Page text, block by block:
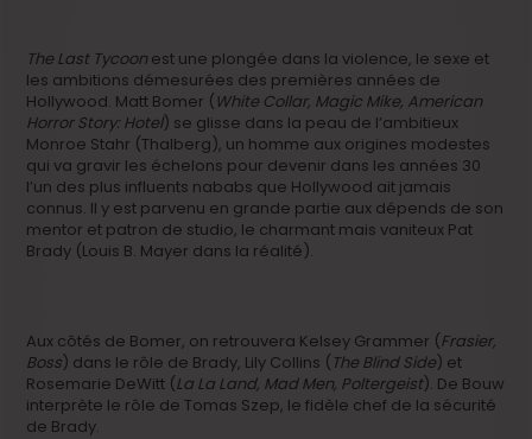
The Last Tycoon est une plongée dans la violence, le sexe et
les ambitions démesurées des premières années de
Hollywood. Matt Bomer (White Collar, Magic Mike, American
Horror Story: Hotel) se glisse dans la peau de l’ambitieux
Monroe Stahr (Thalberg), un homme aux origines modestes
qui va gravir les échelons pour devenir dans les années 30
l’un des plus influents nababs que Hollywood ait jamais
connus. Il y est parvenu en grande partie aux dépends de son
mentor et patron de studio, le charmant mais vaniteux Pat
Brady (Louis B. Mayer dans la réalité).
Aux côtés de Bomer, on retrouvera Kelsey Grammer (Frasier,
Boss) dans le rôle de Brady, Lily Collins (The Blind Side) et
Rosemarie DeWitt (La La Land, Mad Men, Poltergeist). De Bouw
interprète le rôle de Tomas Szep, le fidèle chef de la sécurité
de Brady.